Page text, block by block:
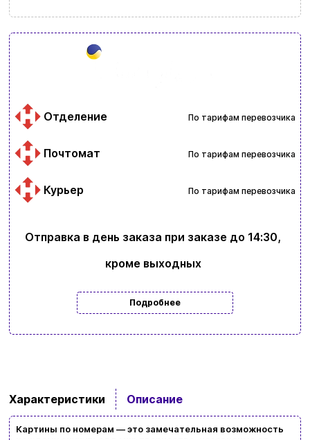
Отделение По тарифам перевозчика
Почтомат По тарифам перевозчика
Курьер По тарифам перевозчика
Отправка в день заказа при заказе до 14:30,
кроме выходных
Подробнее
Характеристики Описание
Картины по номерам — это замечательная возможность
Ввойти